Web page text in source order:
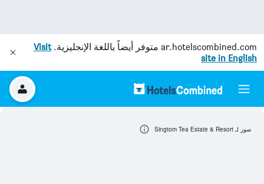
ar.hotelscombined.com متوفر أيضاً باللغة الإنجليزية.Visit
site in English
صور لـ Singtom Tea Estate & Resort